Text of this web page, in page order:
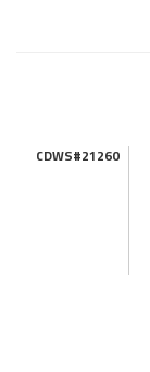
CDWS#21260